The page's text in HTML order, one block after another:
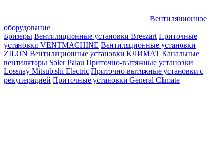
Вентиляционное
оборудование
Бризеры Вентиляционные установки Breezart Приточные
установки VENTMACHINE Вентиляционные установки
ZILON Вентиляционные установки КЛИМАТ Канальные
вентиляторы Soler Palau Приточно-вытяжные установки
Lossnay Mitsubishi Electric Приточно-вытяжные установки с
рекуперацией Приточные установки General Climate